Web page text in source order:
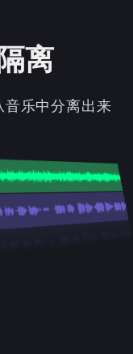
离
音乐中分离出来